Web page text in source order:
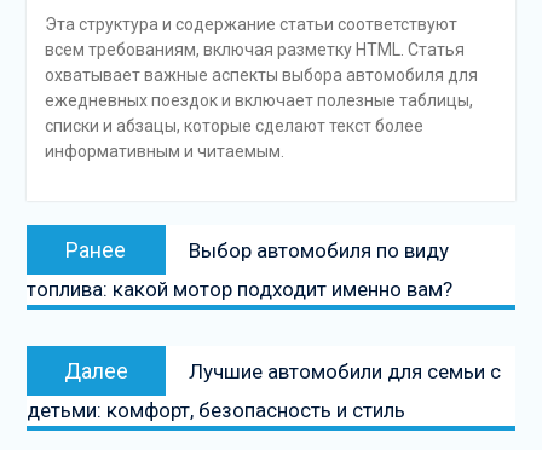
Эта структура и содержание статьи соответствуют
всем требованиям, включая разметку HTML. Статья
охватывает важные аспекты выбора автомобиля для
ежедневных поездок и включает полезные таблицы,
списки и абзацы, которые сделают текст более
информативным и читаемым.
Навигация
записям
Ранее
Предыдущая
запись:
Выбор автомобиля по виду
топлива: какой мотор подходит именно вам?
Далее
Следующая
запись
Лучшие автомобили для семьи с
детьми: комфорт, безопасность и стиль